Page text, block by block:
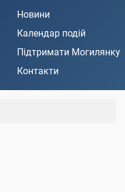
Новини
Календар подій
Підтримати Могилянку
Контакти